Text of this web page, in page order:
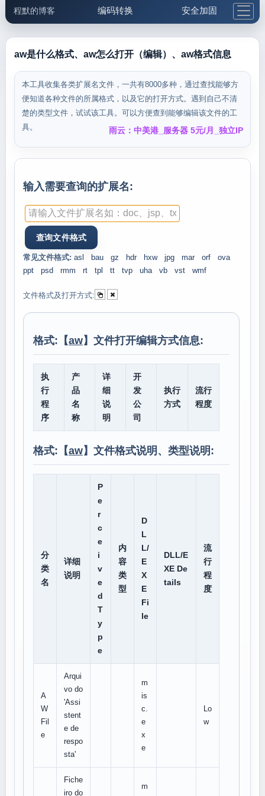
程默的博客 编码转换 安全加固
邮件工具 生活便民 更多工具
5.1支付宝大红包
aw是什么格式、aw怎么打开（编辑）、aw格式信息
本工具收集各类扩展名文件，一共有8000多种，通过查找能够方
便知道各种文件的所属格式，以及它的打开方式。遇到自己不清
楚的类型文件，试试该工具。可以方便查到能够编辑该文件的工
具。
雨云：中美港_服务器 5元/月_独立IP
输入需要查询的扩展名:
常见文件格式: asl bau gz hdr hxw jpg mar orf
ova
ppt
psd rmm rt tpl tt tvp uha vb vst wmf
文件格式及打开方式:
格式:【aw】文件打开编辑方式信息:
执
行
程
序
产
品
名
称
详
细
说
明
开
发
公
司
执行
方式
流行
程度
格式:【aw】文件格式说明、类型说明:
分
类
名
详细
说明
P
e
r
c
e
i
v
e
d
T
y
p
e
内
容
类
型
D
L
L/
E
X
E
Fi
le
DLL/E
XE De
tails
流
行
程
度
A
W
Fil
e
Arqui
vo do
'Assi
stent
e de
respo
sta'
m
is
c.
e
x
e
Lo
w
Fiche
iro do
m